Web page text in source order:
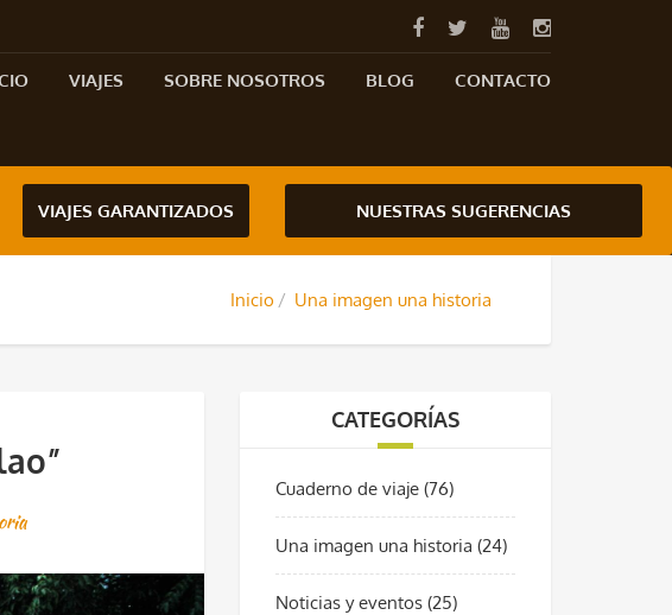
VIAJES SOBRE NOSOTROS BLOG CONTACTO
VIAJES GARANTIZADOS NUESTRAS SUGERENCIAS
Inicio Una imagen una historia
CATEGORÍAS
Cuaderno de viaje(76)
Una imagen una historia (24)
Noticias y eventos(25)